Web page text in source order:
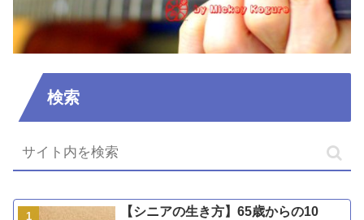
検索
【シニアの生き方】65歳からの10